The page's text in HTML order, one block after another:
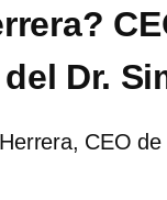
Dr.
CEO de